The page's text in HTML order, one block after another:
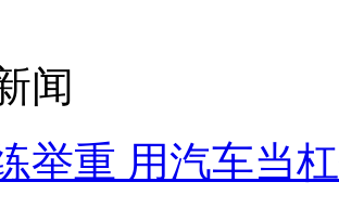
闻
举重 用汽车当